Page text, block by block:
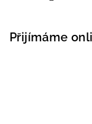
Přijímáme